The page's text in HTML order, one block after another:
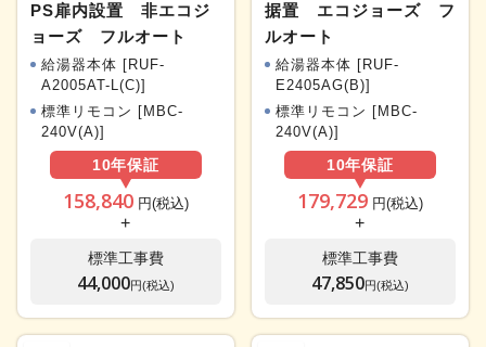
PS扉内設置 非エコジ
ョーズ フルオート
給湯器本体 [RUF-
A2005AT-L(C)]
標準リモコン [MBC-
240V(A)]
10年保証
158,840 円(税込)
+
標準工事費
44,000円(税込)
据置 エコジョーズ フ
ルオート
給湯器本体 [RUF-
E2405AG(B)]
標準リモコン [MBC-
240V(A)]
10年保証
179,729 円(税込)
+
標準工事費
47,850円(税込)